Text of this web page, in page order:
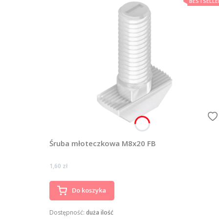
Śruba młoteczkowa M8x20 FB
Cena
1,60 zł
Do koszyka
Dostępność:duża ilość